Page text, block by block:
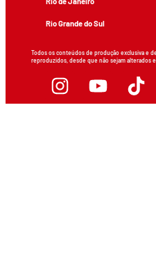
Rio Grande do Sul
Todos os conteúdos de produção exclusiva e
reproduzidos, desde que não sejam alterados